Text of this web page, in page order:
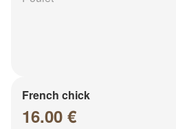
French chick
16.00 €